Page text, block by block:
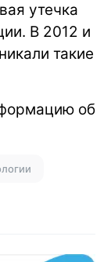
утечка
В 2012 и
такие
об